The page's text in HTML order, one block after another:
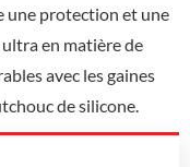
une protection et une
ultra en matière de
avec les gaines
de silicone.